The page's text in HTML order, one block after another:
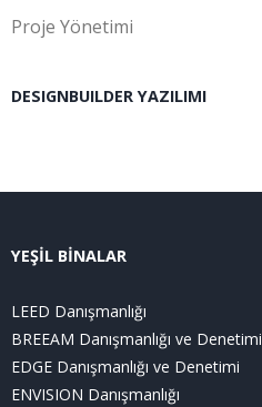
Proje Yönetimi
DESIGNBUILDER YAZILIMI
YEŞİL BİNALAR
LEED Danışmanlığı
BREEAM Danışmanlığı ve Denetimi
EDGE Danışmanlığı ve Denetimi
ENVISION Danışmanlığı